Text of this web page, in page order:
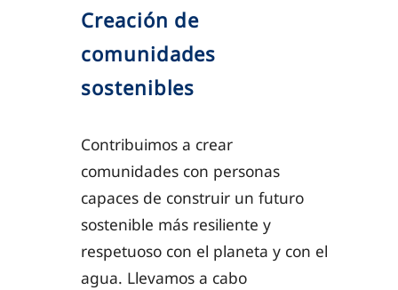
Creación de
comunidades
sostenibles
Contribuimos a crear
comunidades con personas
capaces de construir un futuro
sostenible más resiliente y
respetuoso con el planeta y con el
agua. Llevamos a cabo